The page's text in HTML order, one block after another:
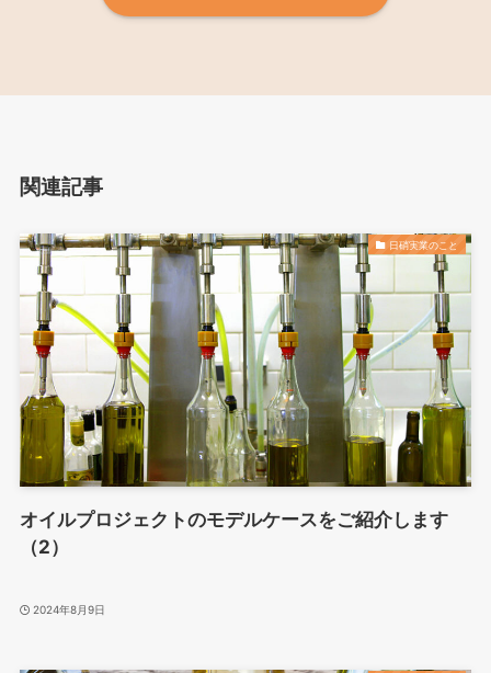
関連記事
日硝実業のこと
オイルプロジェクトのモデルケースをご紹介します
（2）
2024年8月9日